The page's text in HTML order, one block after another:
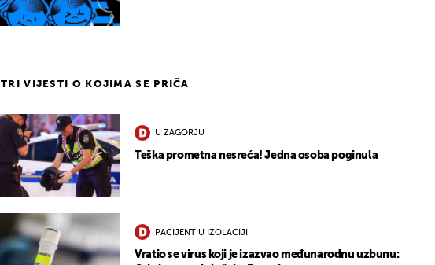
TRI VIJESTI O KOJIMA SE PRIČA
U ZAGORJU
Teška prometna nesreća! Jedna osoba poginula
PACIJENT U IZOLACIJI
Vratio se virus koji je izazvao međunarodnu uzbunu: